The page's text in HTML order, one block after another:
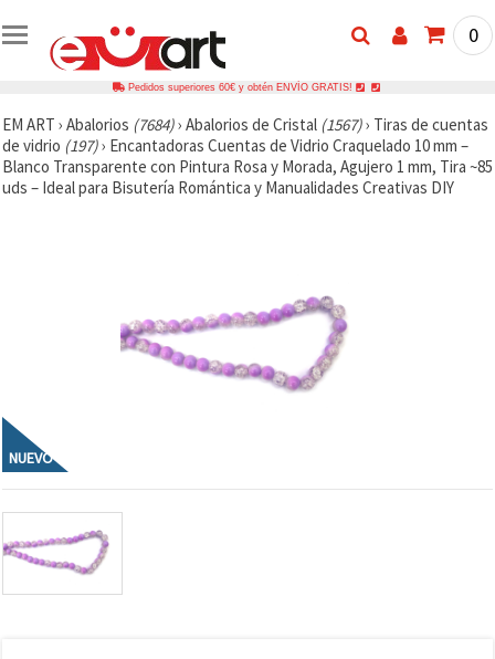
0
Pedidos superiores 60€ y obtén ENVÍO GRATIS!
EM ART › Abalorios (7684)› Abalorios de Cristal (1567)› Tiras de cuentas
de vidrio (197)› Encantadoras Cuentas de Vidrio Craquelado 10 mm –
Blanco Transparente con Pintura Rosa y Morada, Agujero 1 mm, Tira ~85
uds – Ideal para Bisutería Romántica y Manualidades Creativas DIY
NUEVO